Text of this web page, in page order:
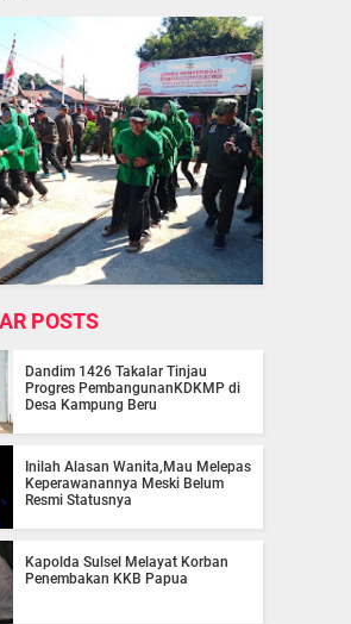
POSTS
Dandim 1426 Takalar Tinjau
Progres PembangunanKDKMP di
Desa Kampung Beru
Inilah Alasan Wanita,Mau Melepas
Keperawanannya Meski Belum
Resmi Statusnya
Kapolda Sulsel Melayat Korban
Penembakan KKB Papua